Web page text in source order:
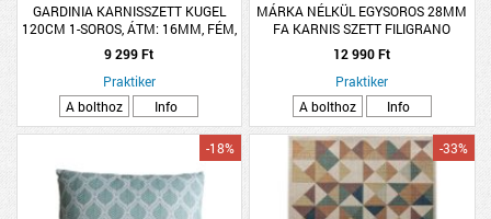
GARDINIA KARNISSZETT KUGEL
120CM 1-SOROS, ÁTM: 16MM, FÉM,
ANITK SÁRGARÉZ
9 299 Ft
Praktiker
A bolthoz
Info
MÁRKA NÉLKÜL EGYSOROS 28MM
FA KARNIS SZETT FILIGRANO
260CM, CSERESZNYE SZÍNŰ
12 990 Ft
Praktiker
A bolthoz
Info
-18% -33%